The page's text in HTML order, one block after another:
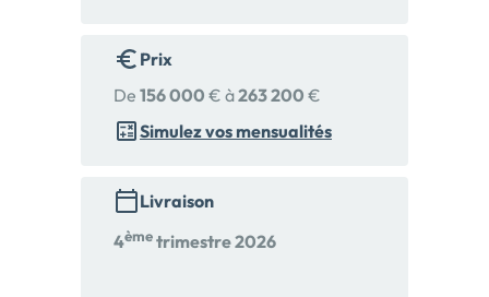
Prix
De 156 000 € à263 200 €
Simulez vos mensualités
Livraison
4èmetrimestre 2026